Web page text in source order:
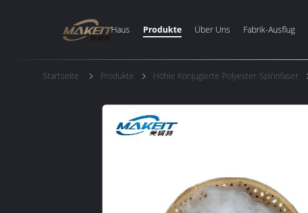
Haus Produkte Über Uns Fabrik-Ausflug
Startseite Produkte Höhle Konjugierte Polyester-Spinnfaser